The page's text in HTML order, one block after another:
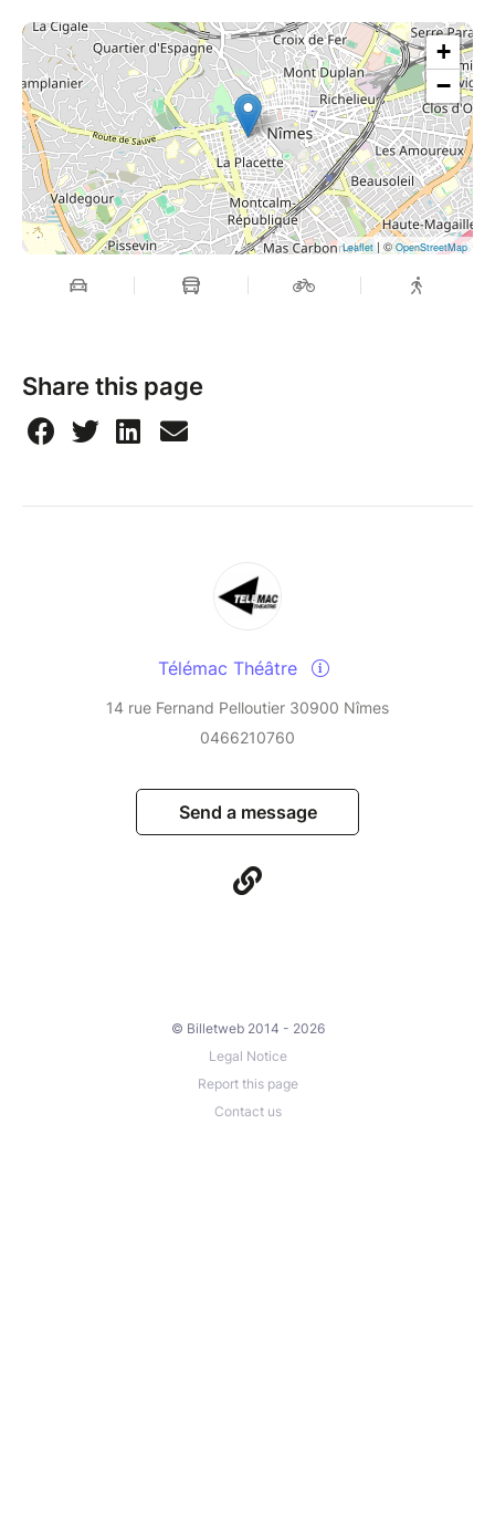
+
−
Leaflet| ©OpenStreetMap
Share this page
Télémac Théâtre
14 rue Fernand Pelloutier 30900 Nîmes
0466210760
Send a message
© Billetweb 2014 - 2026
Legal Notice
Report this page
Contact us